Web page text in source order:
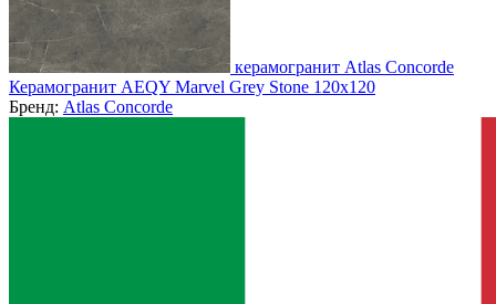
керамогранит Atlas Concorde
Керамогранит AEQY Marvel Grey Stone 120x120
Бренд: Atlas Concorde